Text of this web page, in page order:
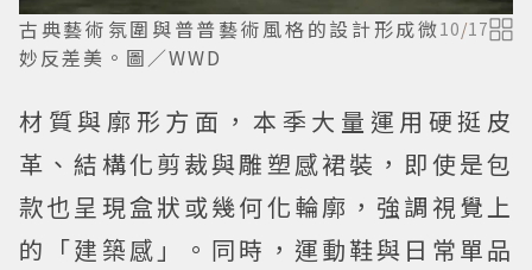
古典藝術氛圍與普普藝術風格的設計形成微
妙反差美。圖／WWD
10/17
材質與廓形方面，本季大量運用硬挺皮
革、結構化剪裁與雕塑感裙裝，即使是包
款也呈現盒狀或幾何化輪廓，強調視覺上
的「建築感」。同時，運動鞋與日常單品